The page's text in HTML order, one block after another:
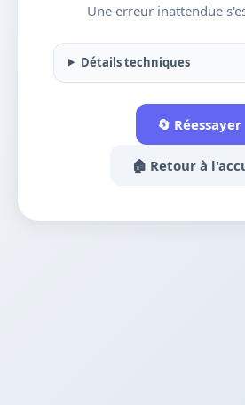
Une erreur inattendue
Détails techniques
🔄 Réessayer
🏠 Retour à